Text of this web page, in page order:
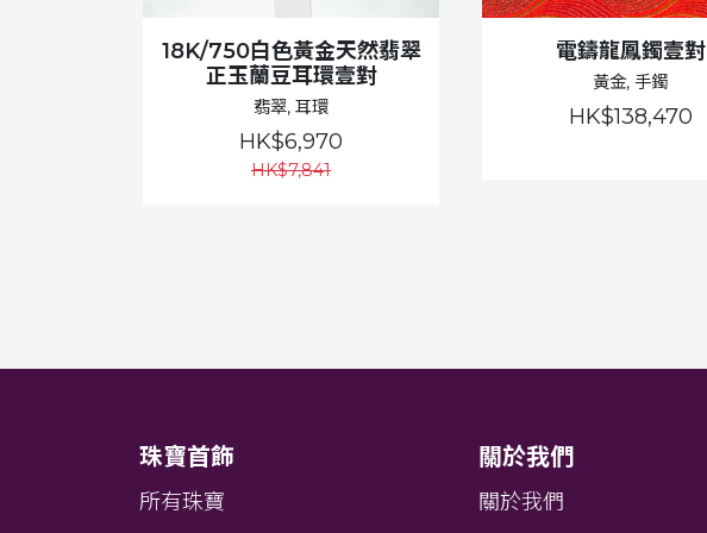
18K/750白色黃金天然翡翠
正玉蘭豆耳環壹對
翡翠, 耳環
HK$6,970
HK$7,841
電鑄龍鳳鐲壹對
黃金, 手鐲
HK$138,470
珠寶首飾
所有珠寶
關於我們
關於我們